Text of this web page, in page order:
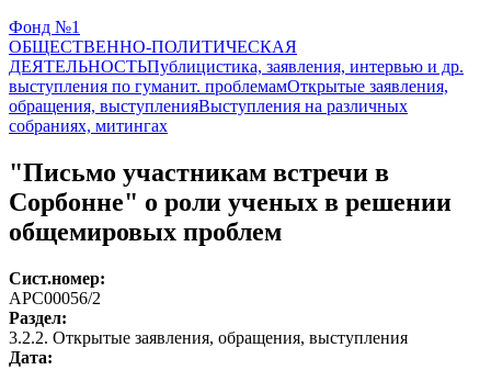
Фонд №1
ОБЩЕСТВЕННО-ПОЛИТИЧЕСКАЯ
ДЕЯТЕЛЬНОСТЬПублицистика, заявления, интервью и др.
выступления по гуманит. проблемамОткрытые заявления,
обращения, выступленияВыступления на различных
собраниях, митингах
"Письмо участникам встречи в
Сорбонне" о роли ученых в решении
общемировых проблем
Сист.номер:
АРС00056/2
Раздел:
3.2.2. Открытые заявления, обращения, выступления
Дата: